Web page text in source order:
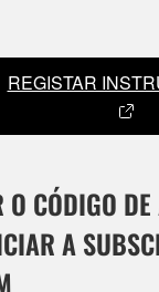
REGISTAR
CÓDIGO
A